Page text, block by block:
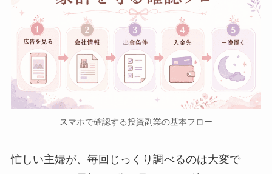
スマホで確認する投資副業の基本フロー
忙しい主婦が、毎回じっくり調べるのは大変で